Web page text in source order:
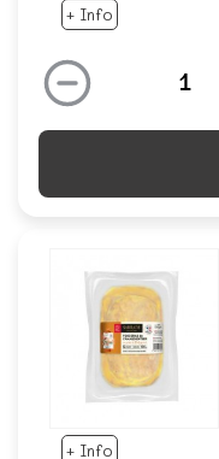
+ Info
+ Info